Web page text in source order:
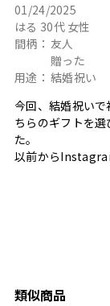
01/24/2025
はる 30代 女性
間柄： 友人
贈った
用途： 結婚祝い
今回、結婚祝いで
ちらのギフトを選
た。
以前から
と大好きなカレ
ちらも大変気に入
類似商品